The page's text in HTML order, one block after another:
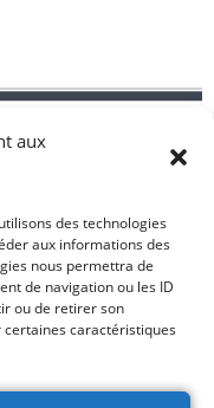
aux
des technologies
aux informations des
nous permettra de
de navigation ou les ID
ou de retirer son
caractéristiques
Tous droits réservés -